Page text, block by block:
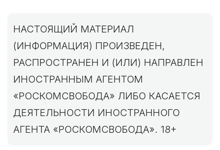
НАСТОЯЩИЙ МАТЕРИАЛ
(ИНФОРМАЦИЯ) ПРОИЗВЕДЕН,
РАСПРОСТРАНЕН И (ИЛИ) НАПРАВЛЕН
ИНОСТРАННЫМ АГЕНТОМ
«РОСКОМСВОБОДА» ЛИБО КАСАЕТСЯ
ДЕЯТЕЛЬНОСТИ ИНОСТРАННОГО
АГЕНТА «РОСКОМСВОБОДА». 18+